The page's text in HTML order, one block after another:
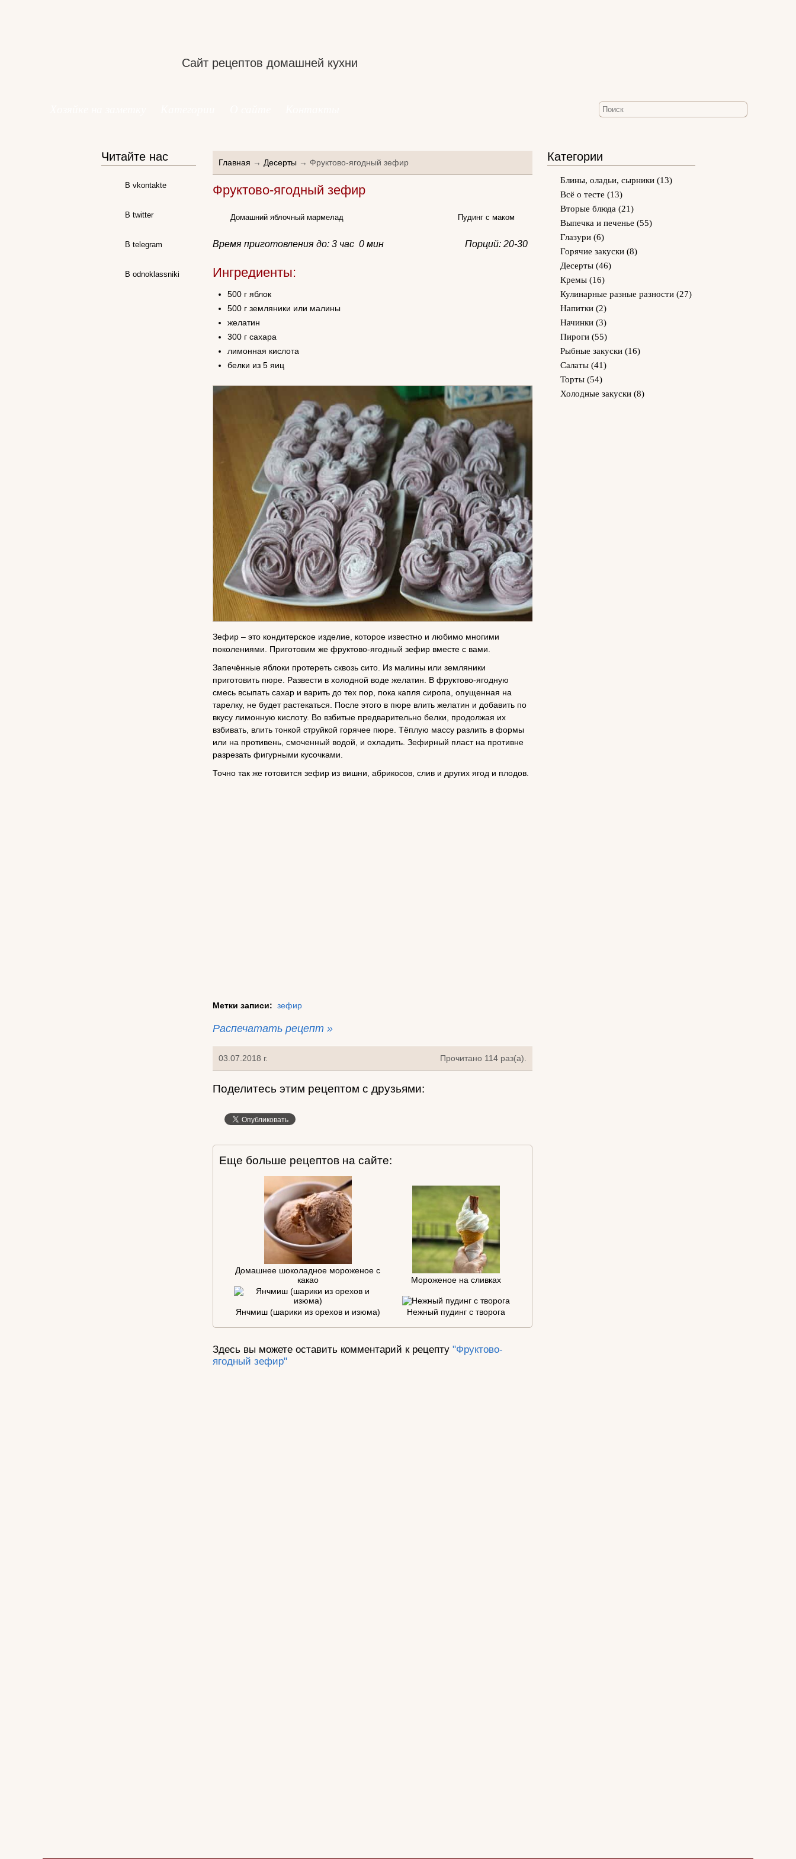
Сайт рецептов домашней кухни
Главная → Десерты → Фруктово-ягодный зефир
Фруктово-ягодный зефир
Домашний яблочный мармелад Пудинг с маком
Время приготовления до: 3 час 0 мин Порций: 20-30
Ингредиенты:
500 г яблок
500 г земляники или малины
желатин
300 г сахара
лимонная кислота
белки из 5 яиц
Зефир – это кондитерское изделие, которое известно и любимо многими
поколениями. Приготовим же фруктово-ягодный зефир вместе с вами.
Запечённые яблоки протереть сквозь сито. Из малины или земляники
приготовить пюре. Развести в холодной воде желатин. В фруктово-ягодную
смесь всыпать сахар и варить до тех пор, пока капля сиропа, опущенная на
тарелку, не будет растекаться. После этого в пюре влить желатин и добавить по
вкусу лимонную кислоту. Во взбитые предварительно белки, продолжая их
взбивать, влить тонкой струйкой горячее пюре. Тёплую массу разлить в формы
или на противень, смоченный водой, и охладить. Зефирный пласт на противне
разрезать фигурными кусочками.
Точно так же готовится зефир из вишни, абрикосов, слив и других ягод и плодов.
Метки записи: зефир
Распечатать рецепт »
03.07.2018 г. Прочитано 114 раз(a).
Поделитесь этим рецептом с друзьями:
Еще больше рецептов на сайте:
Домашнее шоколадное мороженое с
какао
Мороженое на сливках
Янчмиш (шарики из орехов и изюма) Нежный пудинг с творога
Здесь вы можете оставить комментарий к рецепту "Фруктово-
ягодный зефир"
Читайте нас
В vkontakte
В twitter
В telegram
В odnoklassniki
Категории
Блины, оладьи, сырники(13)
Всё о тесте (13)
Вторые блюда (21)
Выпечка и печенье (55)
Глазури(6)
Горячие закуски(8)
Десерты(46)
Кремы(16)
Кулинарные разные разности(27)
Напитки(2)
Начинки(3)
Пироги(55)
Рыбные закуски(16)
Салаты(41)
Торты(54)
Холодные закуски(8)